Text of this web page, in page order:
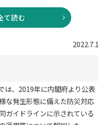
て読む
2022.7.1
は、2019年に内閣府より公表
な発生形態に備えた防災対応
ガイドラインに示されている